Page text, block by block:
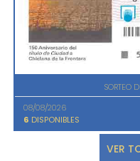
SORTEO
08/08/2026
6 DISPONIBLES